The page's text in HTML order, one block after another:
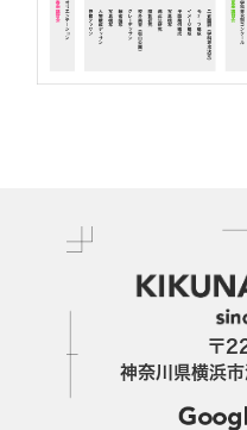
〒
神奈川県横浜